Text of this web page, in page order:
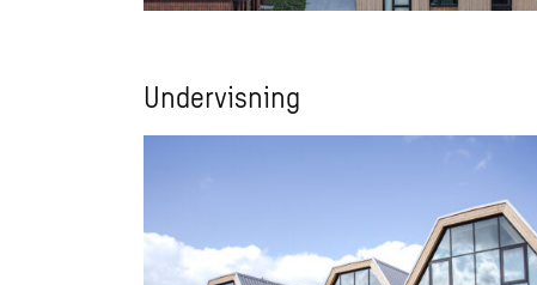
Undervisning